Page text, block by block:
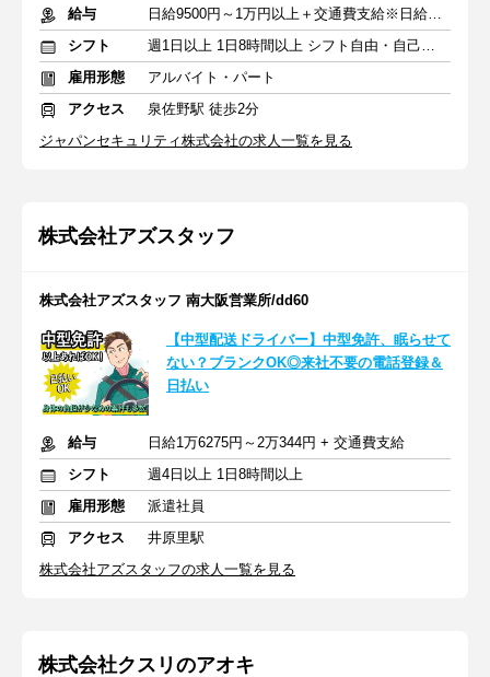
給与
日給9500円～1万円以上＋交通費支給※日給全額保障あり
シフト
週1日以上 1日8時間以上 シフト自由・自己申告
雇用形態
アルバイト・パート
アクセス
泉佐野駅 徒歩2分
ジャパンセキュリティ株式会社の求人一覧を見る
株式会社アズスタッフ
株式会社アズスタッフ 南大阪営業所/dd60
【中型配送ドライバー】中型免許、眠らせて
ない？ブランクOK◎来社不要の電話登録＆
日払い
給与
日給1万6275円～2万344円 + 交通費支給
シフト
週4日以上 1日8時間以上
雇用形態
派遣社員
アクセス
井原里駅
株式会社アズスタッフの求人一覧を見る
株式会社クスリのアオキ